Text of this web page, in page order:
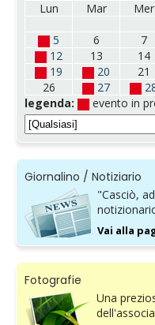
Lun
Mar Mer
5
6 7
12
13 14
19
20 21
26
27
legenda:
evento in
Giornalino / Notiziario
"Casciò,
Vai alla
Fotografie
Una